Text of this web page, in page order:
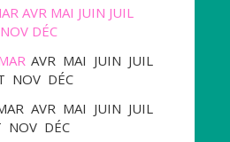
AVR MAI JUIN JUIL
NOV DÉC
AVR MAI JUIN JUIL
NOV DÉC
AVR MAI JUIN JUIL
NOV DÉC